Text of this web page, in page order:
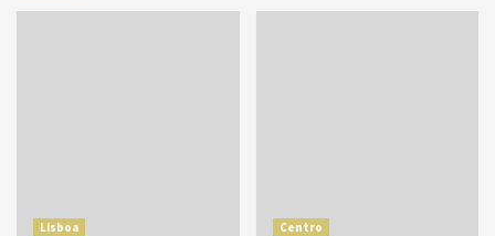
Lisboa Centro